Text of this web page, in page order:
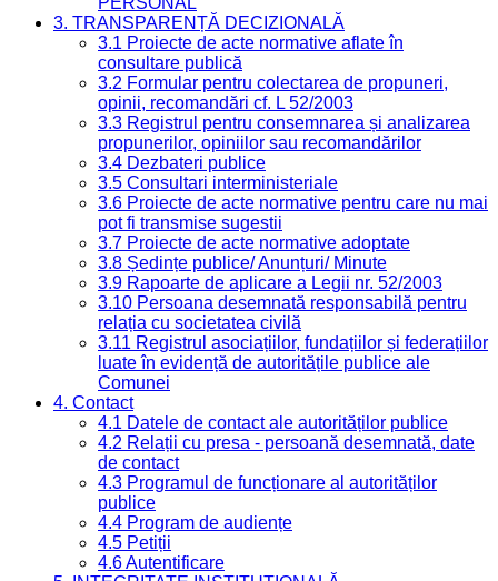
3. TRANSPARENȚĂ DECIZIONALĂ
3.1 Proiecte de acte normative aflate în
consultare publică
3.2 Formular pentru colectarea de propuneri,
opinii, recomandări cf. L 52/2003
3.3 Registrul pentru consemnarea și analizarea
propunerilor, opiniilor sau recomandărilor
3.4 Dezbateri publice
3.5 Consultari interministeriale
3.6 Proiecte de acte normative pentru care nu mai
pot fi transmise sugestii
3.7 Proiecte de acte normative adoptate
3.8 Ședințe publice/ Anunțuri/ Minute
3.9 Rapoarte de aplicare a Legii nr. 52/2003
3.10 Persoana desemnată responsabilă pentru
relația cu societatea civilă
3.11 Registrul asociațiilor, fundațiilor și federațiilor
luate în evidență de autoritățile publice ale
Comunei
4. Contact
4.1 Datele de contact ale autorităților publice
4.2 Relații cu presa - persoană desemnată, date
de contact
4.3 Programul de funcționare al autorităților
publice
4.4 Program de audiențe
4.5 Petiții
4.6 Autentificare